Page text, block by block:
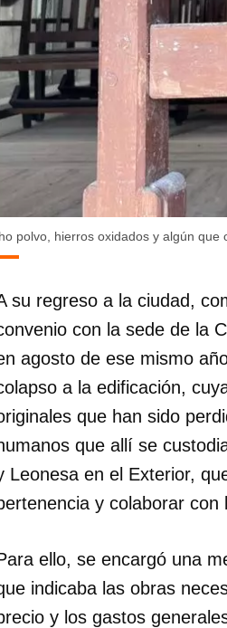
Para poder
cuenta de
polvo, hierros oxidados y algún
su regreso a la ciudad,
con la sede de la
agosto de ese mismo
a la edificación,
que han sido
que allí se
Leonesa en el Exterior,
y colaborar
ello, se encargó una
indicaba las obras
y los gastos